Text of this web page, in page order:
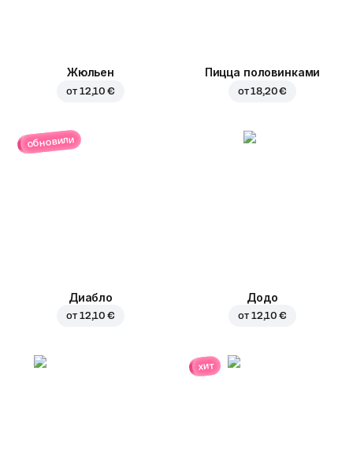
Жюльен
от 12,10 €
Пицца половинками
от18,20 €
обновили
Диабло
от 12,10 €
Додо
от 12,10 €
хит